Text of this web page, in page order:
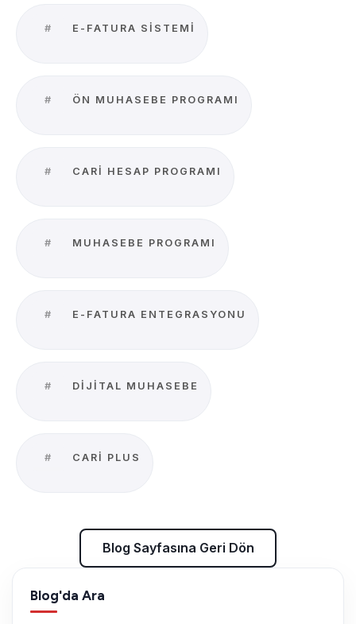
# E-FATURA SISTEMI
# ÖN MUHASEBE PROGRAMI
# CARI HESAP PROGRAMI
# MUHASEBE PROGRAMI
# E-FATURA ENTEGRASYONU
# DIJITAL MUHASEBE
# CARI PLUS
Blog Sayfasına Geri Dön
Blog Sayfasına Geri Dön
Blog'da Ara